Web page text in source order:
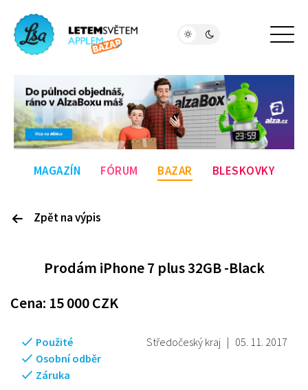
MAGAZÍN FÓRUM BAZAR BLESKOVKY
Zpět na výpis
Prodám iPhone 7 plus 32GB -Black
Cena: 15 000CZK
Středočeský kraj | 05. 11. 2017
Použité
Osobní odběr
Záruka